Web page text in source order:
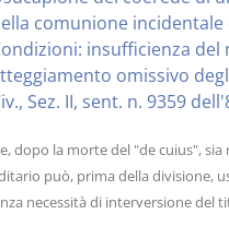
comunione
insufficienza del
omissivo
Sez. II, sent. n. 9359
dopo la morte del "de cuius", sia
può, prima della divisione,
necessità di interversione del